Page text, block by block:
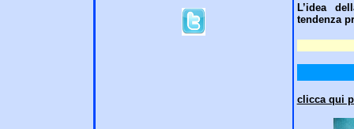
L’idea
tendenza
clicca qui